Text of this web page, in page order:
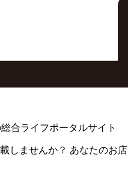
合ライフポータルサイト
しませんか？ あなたのお